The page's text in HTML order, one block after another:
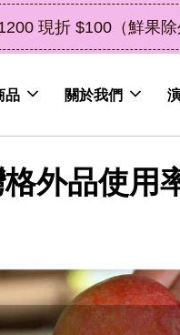
盒新上市｜橘皮植萃
品 關於我們
外品使用